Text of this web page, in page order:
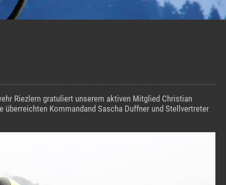
Riezlern gratuliert unserem aktiven Mitglied Christian
überreichten Kommandand Sascha Duffner und Stellvertreter